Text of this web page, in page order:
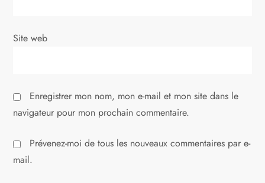
c
e
Site web
Enregistrer mon nom, mon e-mail et mon site dans le
navigateur pour mon prochain commentaire.
Prévenez-moi de tous les nouveaux commentaires par e-
mail.